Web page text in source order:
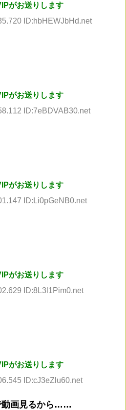
がお送りします
ID:hbHEWJbHd.net
がお送りします
ID:7eBDVAB30.net
がお送りします
ID:Li0pGeNB0.net
がお送りします
ID:8L3l1Pim0.net
がお送りします
ID:cJ3eZlu60.net
動画見るから……